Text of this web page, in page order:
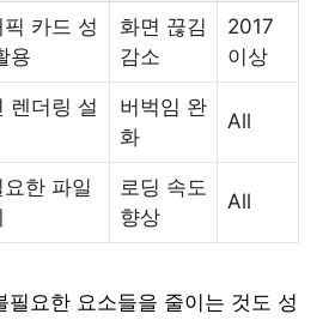
픽 카드 성
용
화면 끊김
감소
2017
이상
렌더링 설
버벅임 완
화
All
요한 파일
로딩 속도
향상
All
필요한 요소들을 줄이는 것도 성